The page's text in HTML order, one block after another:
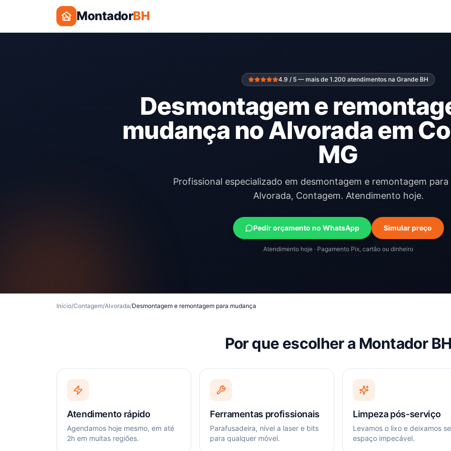
MontadorBH
4.9 / 5 — mais de 1.200 atendimentos na Grande BH
Desmontagem e
mudança no Alvorada em
MG
Profissional especializado em desmontagem e remontagem
Alvorada, Contagem. Atendimento hoje.
Pedir orçamento no WhatsApp Simular preço
Atendimento hoje · Pagamento Pix, cartão ou dinheiro
Início/Contagem/Alvorada/Desmontagem e remontagem para mudança
Por que escolher a Montador
Atendimento rápido
Agendamos hoje mesmo, em até
2h em muitas regiões.
Ferramentas profissionais
Parafusadeira, nível a laser e bits
para qualquer móvel.
Limpeza pós-serviço
Levamos o lixo e deixamos
espaço impecável.